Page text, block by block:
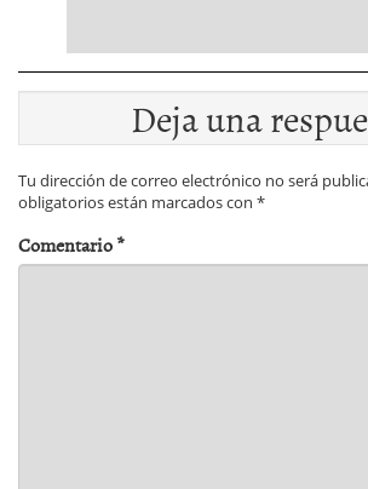
Deja una
Tu dirección de correo electrónico no será
obligatorios están marcados con *
Comentario*